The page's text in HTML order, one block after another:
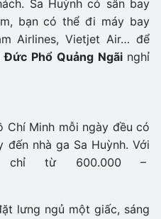
Sa Huỳnh có sân bay
bạn có thể đi máy bay
Airlines, Vietjet Air… để
Phổ Quảng Ngãi nghỉ
Chí Minh mỗi ngày đều có
đến nhà ga Sa Huỳnh. Với
từ 600.000 –
lưng ngủ một giấc, sáng